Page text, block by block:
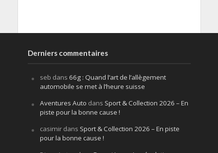
Derniers commentaires
seb dans 66g : Quand l’art de l’allègement
automobile se met à l’heure suisse
Aventures Auto dans Sport & Collection 2026 – En
piste pour la bonne cause !
casimirdans Sport & Collection 2026 – En piste
pour la bonne cause !